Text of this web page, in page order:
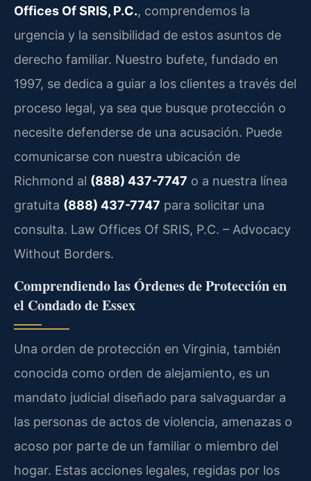
Offices Of SRIS, P.C., comprendemos la
urgencia y la sensibilidad de estos asuntos de
derecho familiar. Nuestro bufete, fundado en
1997, se dedica a guiar a los clientes a través del
proceso legal, ya sea que busque protección o
necesite defenderse de una acusación. Puede
comunicarse con nuestra ubicación de
Richmond al (888) 437-7747 o a nuestra línea
gratuita (888) 437-7747 para solicitar una
consulta. Law Offices Of SRIS, P.C. – Advocacy
Without Borders.
Comprendiendo las Órdenes de Protección en
el Condado de Essex
Una orden de protección en Virginia, también
conocida como orden de alejamiento, es un
mandato judicial diseñado para salvaguardar a
las personas de actos de violencia, amenazas o
acoso por parte de un familiar o miembro del
hogar. Estas acciones legales, regidas por los